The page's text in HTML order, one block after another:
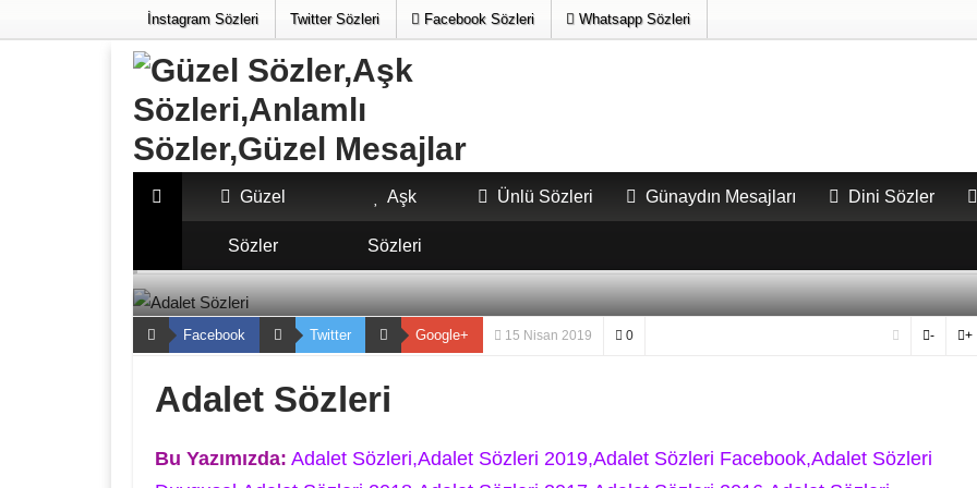
İnstagram Sözleri Twitter Sözleri Facebook Sözleri Whatsapp Sözleri
Güzel
Sözler
Aşk
Sözleri
Ünlü Sözleri Günaydın Mesajları Dini Sözler
GÜZEL SÖZLER Adalet Sözleri
Facebook Twitter Google+ 15 Nisan 2019 0 +
-
Adalet Sözleri
Bu Yazımızda: Adalet Sözleri,Adalet Sözleri 2019,Adalet Sözleri Facebook,Adalet Sözleri